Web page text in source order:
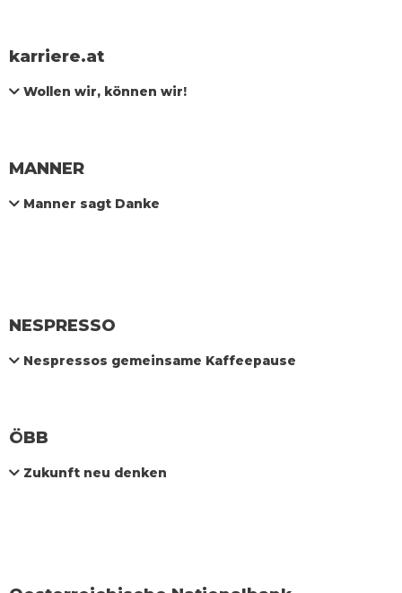
karriere.at
Wollen wir, können wir!
MANNER
Manner sagt Danke
NESPRESSO
Nespressos gemeinsame Kaffeepause
ÖBB
Zukunft neu denken